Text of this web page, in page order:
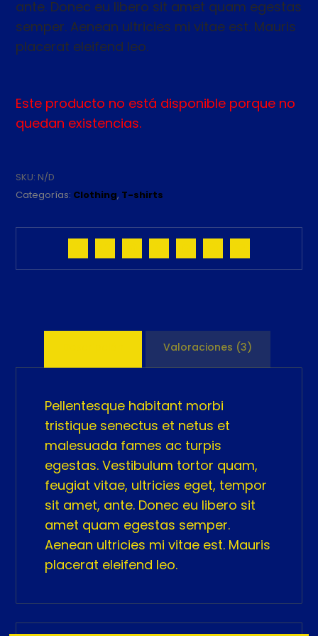
ante. Donec eu libero sit amet quam egestas
semper. Aenean ultricies mi vitae est. Mauris
placerat eleifend leo.
Este producto no está disponible porque no
quedan existencias.
SKU: N/D
Categorías: Clothing, T-shirts
Valoraciones (3)
Pellentesque habitant morbi
tristique senectus et netus et
malesuada fames ac turpis
egestas. Vestibulum tortor quam,
feugiat vitae, ultricies eget, tempor
sit amet, ante. Donec eu libero sit
amet quam egestas semper.
Aenean ultricies mi vitae est. Mauris
placerat eleifend leo.